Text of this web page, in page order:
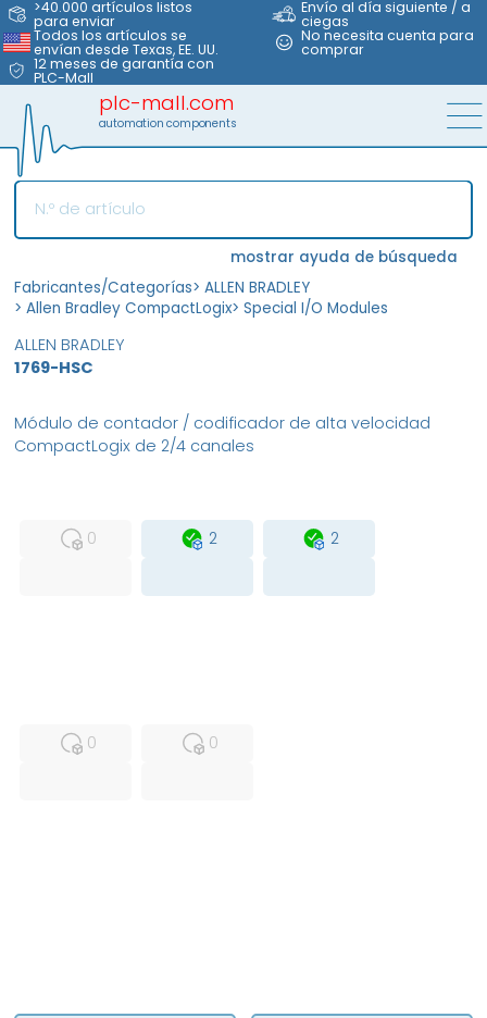
>40.000 artículos listos
para enviar
Envío al día siguiente / a
ciegas
Todos los artículos se
envían desde Texas, EE. UU.
No necesita cuenta para
comprar
12 meses de garantía con
PLC-Mall
plc-mall.com
automation components
mostrar ayuda de búsqueda
Fabricantes/Categorías> ALLEN BRADLEY
> Allen Bradley CompactLogix> Special I/O Modules
ALLEN BRADLEY
1769-HSC
0
2
2
0
0
Módulo de contador / codificador de alta velocidad
CompactLogix de 2/4 canales